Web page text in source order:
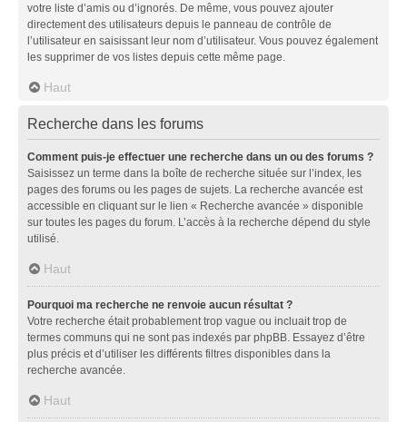
votre liste d’amis ou d’ignorés. De même, vous pouvez ajouter
directement des utilisateurs depuis le panneau de contrôle de
l’utilisateur en saisissant leur nom d’utilisateur. Vous pouvez également
les supprimer de vos listes depuis cette même page.
Haut
Recherche dans les forums
Comment puis-je effectuer une recherche dans un ou des forums ?
Saisissez un terme dans la boîte de recherche située sur l’index, les
pages des forums ou les pages de sujets. La recherche avancée est
accessible en cliquant sur le lien « Recherche avancée » disponible
sur toutes les pages du forum. L’accès à la recherche dépend du style
utilisé.
Haut
Pourquoi ma recherche ne renvoie aucun résultat ?
Votre recherche était probablement trop vague ou incluait trop de
termes communs qui ne sont pas indexés par phpBB. Essayez d’être
plus précis et d’utiliser les différents filtres disponibles dans la
recherche avancée.
Haut